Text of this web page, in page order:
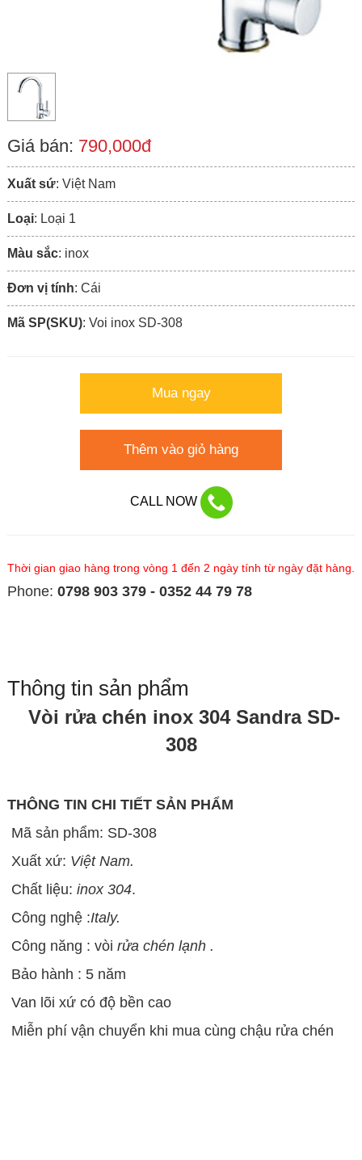
Giá bán: 790,000đ
Xuất sứ: Việt Nam
Loại: Loại 1
Màu sắc: inox
Đơn vị tính: Cái
Mã SP(SKU): Voi inox SD-308
Mua ngay
Thêm vào giỏ hàng
CALL NOW
Thời gian giao hàng trong vòng 1 đến 2 ngày tính từ ngày đặt hàng.
Phone: 0798 903 379 - 0352 44 79 78
Thông tin sản phẩm
Vòi rửa chén inox 304 Sandra SD-
308
THÔNG TIN CHI TIẾT SẢN PHẨM
Mã sản phẩm: SD-308
Xuất xứ: Việt Nam.
Chất liệu: inox 304.
Công nghệ :Italy.
Công năng : vòi rửa chén lạnh .
Bảo hành : 5 năm
Van lõi xứ có độ bền cao
Miễn phí vận chuyển khi mua cùng chậu rửa chén